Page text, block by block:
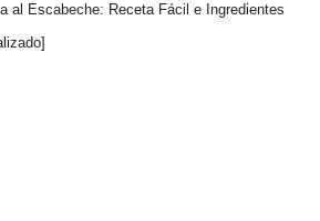
al Escabeche: Receta Fácil e Ingredientes